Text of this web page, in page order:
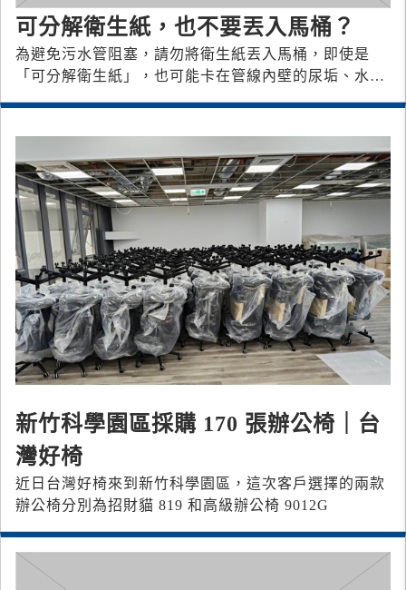
可分解衛生紙，也不要丟入馬桶？
為避免污水管阻塞，請勿將衛生紙丟入馬桶，即使是
「可分解衛生紙」，也可能卡在管線內壁的尿垢、水
新竹科學園區採購 170 張辦公椅｜台
灣好椅
近日台灣好椅來到新竹科學園區，這次客戶選擇的兩款
辦公椅分別為招財貓 819 和高級辦公椅 9012G